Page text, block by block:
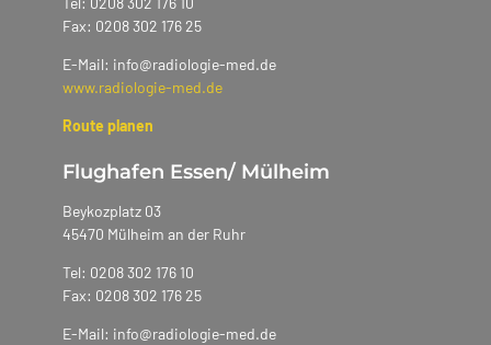
Fax: 0208 302 176 25
E-Mail: info@radiologie-med.de
www.radiologie-med.de
Route planen
Flughafen Essen/ Mülheim
Beykozplatz 03
45470 Mülheim an der Ruhr
Tel: 0208 302 176 10
Fax: 0208 302 176 25
E-Mail: info@radiologie-med.de